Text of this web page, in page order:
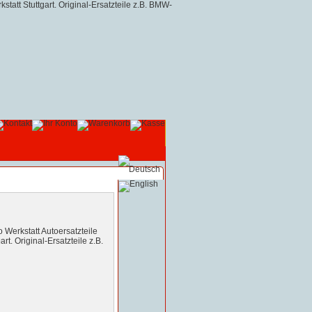
Werkstatt Autoersatzteile
Original-Ersatzteile z.B.